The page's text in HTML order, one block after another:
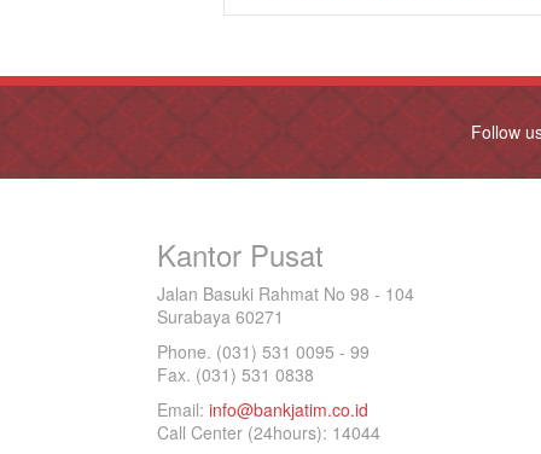
Follow
Kantor Pusat
Jalan Basuki Rahmat No 98 - 104
Surabaya 60271
Phone. (031) 531 0095 - 99
Fax. (031) 531 0838
Email: info@bankjatim.co.id
Call Center (24hours): 14044